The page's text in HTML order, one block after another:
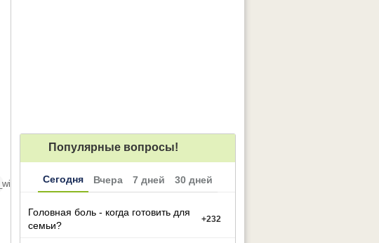
Популярные вопросы!
Сегодня Вчера 7 дней 30 дней
Головная боль - когда готовить для
семьи?
+232